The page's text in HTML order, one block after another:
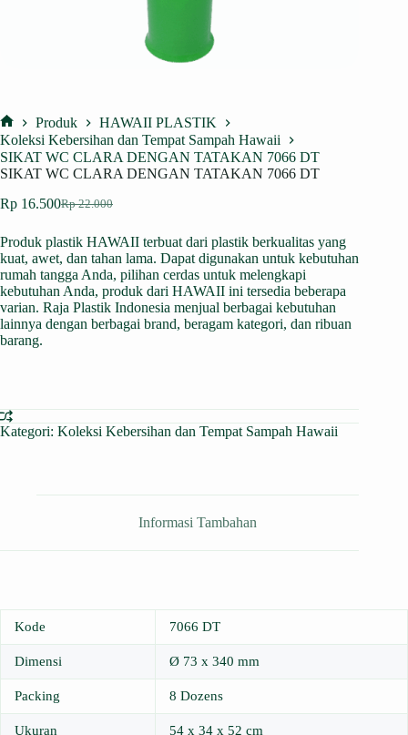
Home
Produk
HAWAII PLASTIK
Koleksi Kebersihan dan Tempat Sampah Hawaii
SIKAT WC CLARA DENGAN TATAKAN 7066 DT
SIKAT WC CLARA DENGAN TATAKAN 7066 DT
Rp22.000
Harga
adalah:
Rp 22.000.
Rp 16.500Harga
ini
adalah:
Rp 16.500.
Produk plastik HAWAII terbuat dari plastik berkualitas yang
kuat, awet, dan tahan lama. Dapat digunakan untuk kebutuhan
rumah tangga Anda, pilihan cerdas untuk melengkapi
kebutuhan Anda, produk dari HAWAII ini tersedia beberapa
varian. Raja Plastik Indonesia menjual berbagai kebutuhan
lainnya dengan berbagai brand, beragam kategori, dan ribuan
barang.
Kategori: Koleksi Kebersihan dan Tempat Sampah Hawaii
Informasi Tambahan
Kode 7066 DT
Dimensi Ø 73 x 340 mm
Packing 8 Dozens
Ukuran 54 x 34 x 52 cm